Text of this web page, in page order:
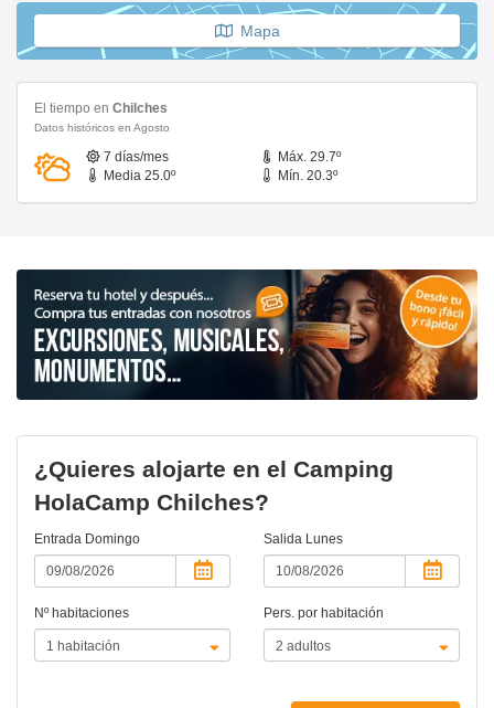
Mapa
El tiempo en Chilches
Datos históricos en Agosto
7 días/mes
Máx. 29.7º
Media 25.0º
Mín. 20.3º
¿Quieres alojarte en el Camping
HolaCamp Chilches?
Entrada Domingo Salida Lunes
Nº habitaciones Pers. por habitación